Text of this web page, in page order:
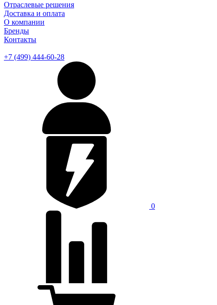
Отраслевые решения
Доставка и оплата
О компании
Бренды
Контакты
+7 (499) 444-60-28
0